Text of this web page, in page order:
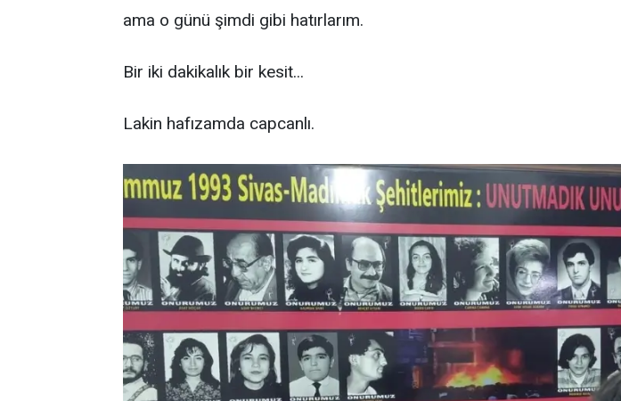
ama o günü şimdi gibi hatırlarım.
Bir iki dakikalık bir kesit...
Lakin hafızamda capcanlı.